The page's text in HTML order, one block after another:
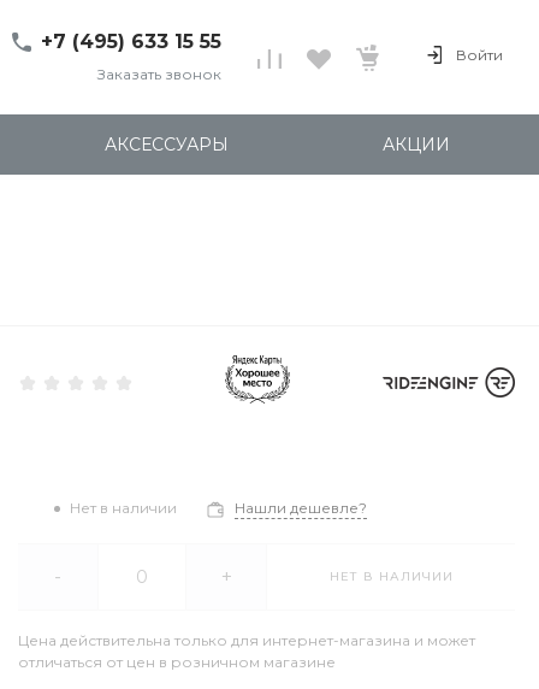
+7 (495) 633 15 55
Правды, д. 24с7
Пн-Пт: 11:00-20:00
Заказать звонок
Войти
АКСЕССУАРЫ АКЦИИ
Нет в наличии Нашли дешевле?
- + НЕТ В НАЛИЧИИ
Цена действительна только для интернет-магазина и может
отличаться от цен в розничном магазине